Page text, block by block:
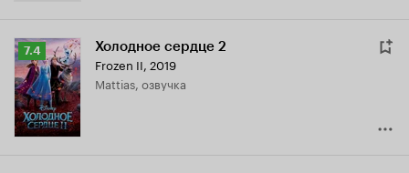
Рейтинг
Кинопоиска
7.4
7.4 Холодное сердце 2
Frozen II, 2019
Mattias, озвучка